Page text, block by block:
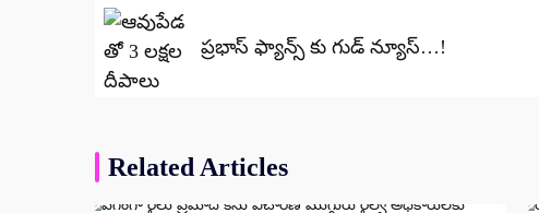
navigation
ప్రభాస్ ఫ్యాన్స్ కు గుడ్ న్యూస్…!
Related Articles